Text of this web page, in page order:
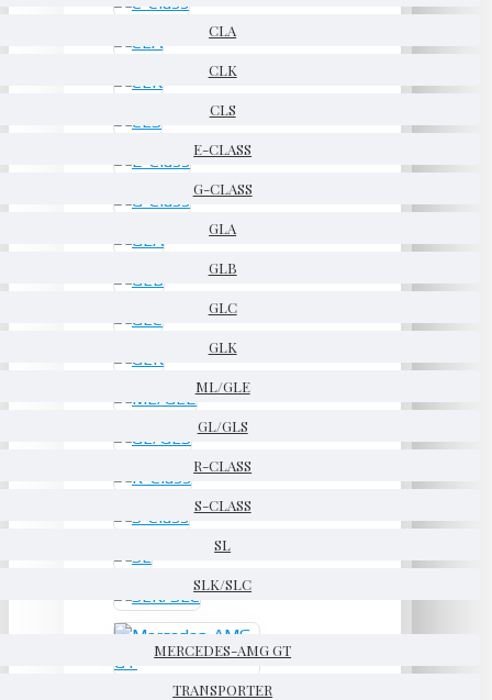
CLA
CLK
CLS
E-CLASS
G-CLASS
GLA
GLB
GLC
GLK
ML/GLE
GL/GLS
R-CLASS
S-CLASS
SL
SLK/SLC
MERCEDES-AMG GT
TRANSPORTER